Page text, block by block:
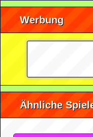
Werbung
Ähnliche